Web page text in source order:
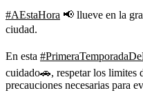
#AEstaHora 📢 llueve en la
ciudad.
En esta
cuidado🚗, respetar los limites
precauciones necesarias para